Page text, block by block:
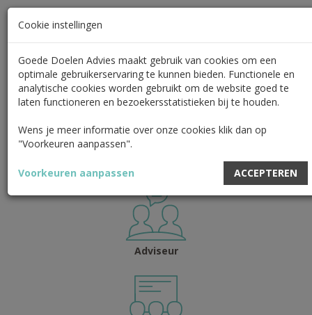
Toggle
Adviseur
Hier vind je adviseurs die ingeschakeld kunnen worden bij
aanvragers wanneer die een vraagstuk hebben op het gebied
van financiering, organisatie­­veerkracht of maatschap­pelijk
resultaat.
Adviseur
Cookie instellingen
Goede Doelen Advies maakt gebruik van cookies om een
optimale gebruikerservaring te kunnen bieden. Functionele en
analytische cookies worden gebruikt om de website goed te
laten functioneren en bezoekersstatistieken bij te houden.
Wens je meer informatie over onze cookies klik dan op
"Voorkeuren aanpassen".
Voorkeuren aanpassen